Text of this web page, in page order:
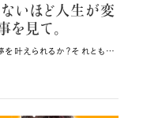
ないほど人生が変
を見て。
人生は決断の連続であるとよく言われますが、夢を叶えられるか？それとも酷い目に遭うか？ 全てはあなたの下す1mmの決断にかかっています❗ 今回は、人生が好転する選択とそうでない選択の違いから、 1mmの決断を積み重ね夢を叶え続ける秘訣までを徹底的にお伝えしていきます🎁 ただ、何よりもまずお伝えしたいのは、この動画（ブログ）をクリックした時点で、 あなたは正しい選択の一歩を踏み出しているということです✨ ぜひこれからお伝えする内容をしっかりと受け取り、 このまま人生をさらに良い方向へと変え続けていってください。 その方法はコレ！！ 家・体・心をゴミのない状態にしてください。 自分自身を信じると決めてください。 「絶対に人生を変える！」1mmの決断を毎日続け、自分と真剣に向き合いましょう。 元動画（YouTube）：『たった1mmの決断で、とんでもないほど人生が変わる。変わりたいなら今この動画を見る決断をして。（第1930回）』 瞬間の決断が人生の明暗を分ける 人生を振り返ってみると、今の小熊弥生があるのは、 20歳の時に「通訳になる！」と決断した過去の自分のおかげです。 マッチングアプリでツインレイのパートナーと出会い、夢だったアメリカ移住を叶え、 数十億円の資産家として今こうして幸せに暮らしているのも、 全て日々のごく小さな1mmの選択の積み重ねの先に叶った現実です🌸 しかし同時に、男性から酷い目に遭った過去も、投資詐欺に遭った過去も、 やはり私自身の1mmの判断によるものです。 このように、瞬間瞬間の決断が人生の転機となること、 人生の明暗は日々の小さな選択の積み重ねによってまるであみだくじのように決まっていくことを、 これまでの人生の中でみなさんも経験されているのではないでしょうか🌿 "悪魔のクリック"をしてしまってませんか❓ ネットニュースやYouTubeを見ていると、例えば異性との関係や金銭問題など、 自分の人生のネガティブなテーマと関連するものに出くわすことがあります。 そんな時、どんな内容なのかを知りたくて、ついクリックしてしまうことはありませんか？ これは"悪魔のクリック"となり、確実にあなたの周波数を低くし、ネガティブな出来事を引き寄せます。 ネガティブな出来事に意識を向けることでネガティブなフォトンを宇宙に打ち上げ、 起きて欲しくない現実創造に自ら加担することになるのです🌠 昨日の私がまさにそれで、つい好奇心から"悪魔のクリック"をしそうになりました。 しかし、「この記事をクリックしたらまた昔の被害者意識の低い波動に戻ってしまうだけなのに、 クリックする意味はある？」「そんな暇があるなら、人生を好転させる未来瞑想をすることの方が よっぽど大事なのでは？」とセルフトークし、"悪魔のクリック"は回避できました。 このように、悪魔の誘いに乗らない選択ができるかどうかであなたの未来は決まります。 1クリックごとに理想の未来を実現する道を広げるのか、逆にその道から離れていくのか、 決めているのはあなた自身なのです。 ぜひ今日は自分の内側を見つめ、つい"悪魔のクリック"をしてしまっていないか、 またそれをクリックすることで一体何を満たそうとしているのかをじっくり探ってみてください💫 1mmの決断の質を上げる唯一の方法 人生を良い方向に変える質の高い決断をし続ける方法は、1つしかありません。 直感力を上げることです❗ そしてそのためには、自分自身を整える必要があります。 家・体・心を、まるでディズニーランドのようなゴミのない状態にしてください💎 そうすれば、宇宙があなたに向けて24時間のラジオ放送のように降ろし続けているひらめきの かすかな声がはっきりと聞こえるようになります。 ひらめきをキャッチし直感力を上げていくにつれ、判断力の質もどんどん上がっていき、 理想の未来の実現にとって不要なものをクリック（選択）して時間もエネルギーも 浪費する負のループに入ることはなくなります。 今日誰と話すのか、どこで食事するのか、何を買うのか…？ 朝起きてから夜眠りにつく瞬間までの無数の選択一つ一つの質を上げ、 負のループへと入り込む悪魔のクリックを回避し続けることが、 人生をずっと幸せに導き続ける秘訣です💞 シックスヒューマンニーズを“自分で”満たす ここで、特に心の整えに関する注意点をお伝えします。 人間は根源的に「安心したい」「多様性を味わいたい」「特別でありたい」「愛されたい」 「成長したい」「貢献したい」という無意識の願いを持っていますが、 まずはこれらを"自分で"満たしてください。 人間の根源的な欲求であるシックスヒューマンニーズを自分で満たさず 他人に満たしてもらおうとすると、結果として悪魔のクリックに引っ張られ負のループに 陥ることになります💦 地球には他人軸の社会が当たり前のように蔓延っているため、無意識に世間や親、先生、 上司に認めてもらうことでシックスヒューマンニーズを満たそうとしてしまいがちです。 しかし、他人軸から選択すると判断に必ずズレが生じますので、 理想の未来からはどんどん遠ざかってしまうのです。 シックスヒューマンニーズを自分の手で満たし切るためには、 まず、生まれてからずっとあなたのそばにいてくれている自分自身を信じると決めてください🌟 そうすることで、心の整えがスムーズに進んでいきます。 「絶対に人生を変える」と決めて決断する さらに「絶対に人生を変える！」と決めると、人生の捉え方が変わっていきます。 「絶対に人生を変える！」1mmの決断を毎日続け、自分と真剣に向き合い、 本気で自分自身と人生を変えることに取り組んでください🎀 朝ライブを視聴していただく時にも、「毎朝配信されているライブ」ではなく、 「今日が最後の朝ライブかもしれない」という気持ちで見ていただくと、 向き合い方が変わるのが分かるはずです。 あなたの人生はもっと良くなります。あなたはもっと輝いていいし、全てを受け取っていいのです💝 自分を信じ、静寂で神聖な魂の寺院であるあなたの体、 そして寺院の本堂の敷地であるあなたの家をとことん整えて、 宇宙の彼方から聞こえ続けているかすかな宇宙放送をしっかりキャッチし、 1mmの決断の質をどんどん上げていってください。 この小さな積み重ねこそが、あなたの人生に大きな転機をもたらすのです。 まとめ 自分の内側を見つめ、つい"悪魔のクリック"をしてしまっていないか、クリックすることで何を満たそうとしているのかを探ってください。 直感力を上げましょう。 人間の根源的な欲求であるシックスヒューマンニーズを自分で満たしましょう。